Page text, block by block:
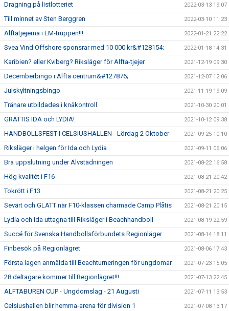
Dragning på listlotteriet 2022-03-13 19:07
Till minnet av Sten Berggren 2022-03-10 11:23
Alftatjejerna i EM-truppen!!! 2022-01-21 22:22
Svea Vind Offshore sponsrar med 10 000 kr&#128154; 2022-01-18 14:31
Karibien? eller Kviberg? Riksläger för Alfta-tjejer 2021-12-19 09:30
Decemberbingo i Alfta centrum&#127876; 2021-12-07 12:06
Julskyltningsbingo 2021-11-19 19:09
Tränare utbildades i knäkontroll 2021-10-30 20:01
GRATTIS IDA och LYDIA! 2021-10-12 09:38
HANDBOLLSFEST I CELSIUSHALLEN - Lördag 2 Oktober 2021-09-25 10:10
Riksläger i helgen för Ida och Lydia 2021-09-11 06:06
Bra uppslutning under Älvstädningen 2021-08-22 16:58
Hög kvalitét i F16 2021-08-21 20:42
Tokrött i F13 2021-08-21 20:25
Sevärt och GLATT när F10-klassen charmade Camp Plåtis 2021-08-21 20:15
Lydia och Ida uttagna till Riksläger i Beachhandboll 2021-08-19 22:59
Succé för Svenska Handbollsförbundets Regionläger 2021-08-14 18:11
Finbesök på Regionlägret 2021-08-06 17:43
Första lagen anmälda till Beachturneringen för ungdomar 2021-07-23 15:05
28 deltagare kommer till Regionlägret!!! 2021-07-13 22:45
ALFTABUREN CUP - Ungdomslag - 21 Augusti 2021-07-11 13:53
Celsiushallen blir hemma-arena för division 1 2021-07-08 13:17